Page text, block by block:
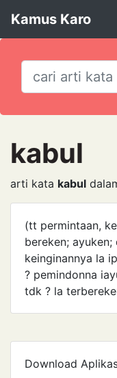
Kamus Karo
kabul
arti kata kabul
(tt permintaan,
bereken;
keinginannya la
? pemindonna
tdk ? la
Download